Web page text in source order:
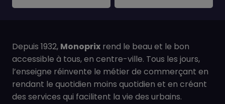
Depuis 1932, Monoprix rend le beau et le bon
accessible à tous, en centre-ville. Tous les jours,
l’enseigne réinvente le métier de commerçant en
rendant le quotidien moins quotidien et en créant
des services qui facilitent la vie des urbains.